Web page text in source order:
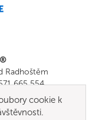
Radhoštěm
665 554
cookie k